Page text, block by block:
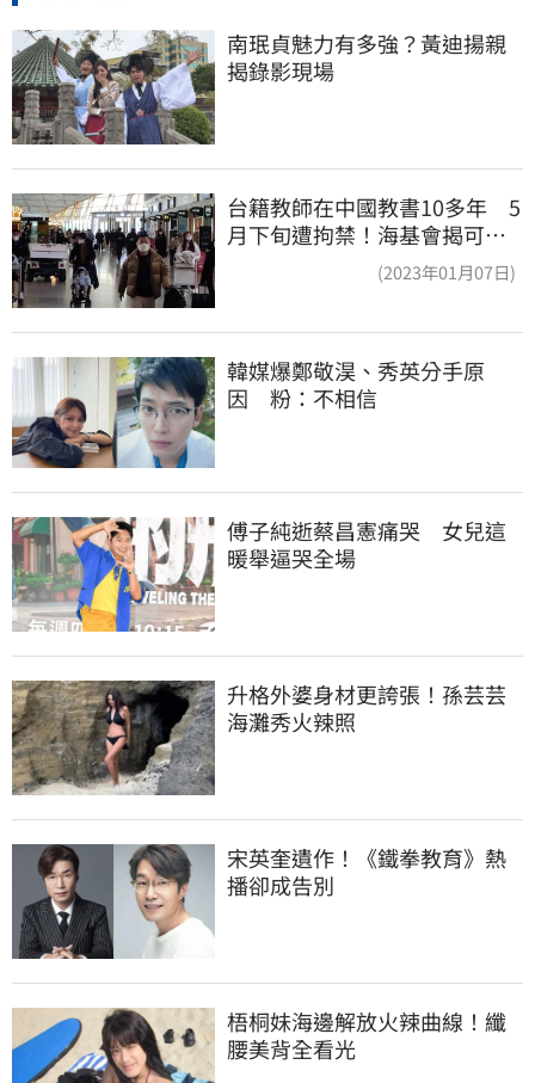
南珉貞魅力有多強？黃迪揚親
揭錄影現場
台籍教師在中國教書10多年 5
月下旬遭拘禁！海基會揭可能
(2023年01月07日)
韓媒爆鄭敬淏、秀英分手原
因　粉：不相信
傅子純逝蔡昌憲痛哭　女兒這
暖舉逼哭全場
升格外婆身材更誇張！孫芸芸
海灘秀火辣照
宋英奎遺作！《鐵拳教育》熱
播卻成告別
梧桐妹海邊解放火辣曲線！纖
腰美背全看光